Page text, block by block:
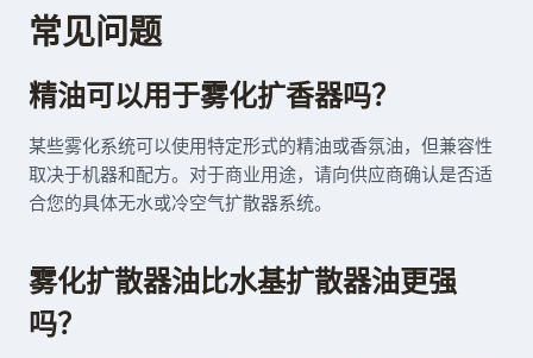
常见问题
精油可以用于雾化扩香器吗？
某些雾化系统可以使用特定形式的精油或香氛油，但兼容性
取决于机器和配方。对于商业用途，请向供应商确认是否适
合您的具体无水或冷空气扩散器系统。
雾化扩散器油比水基扩散器油更强
吗？